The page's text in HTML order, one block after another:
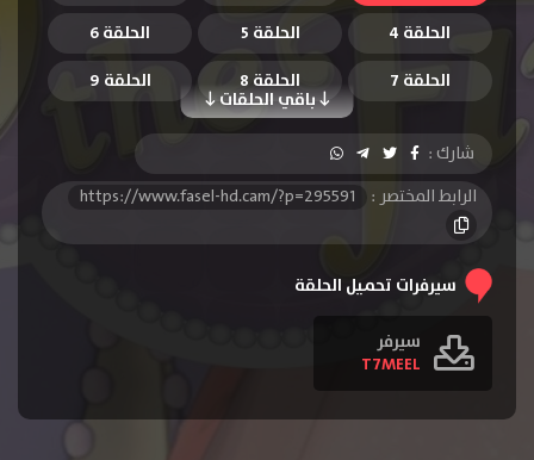
الحلقة 4
الحلقة 5 الحلقة 6
باقي الحلقات
الحلقة 7 الحلقة 8
الحلقة 9
الحلقة 10
الحلقة 11
الحلقة 12
الحلقة 13
الحلقة 14
الحلقة 15
الحلقة 25
الحلقة 28
الحلقة 29
الحلقة 30
شارك :
الرابط المختصر :
https://www.fasel-hd.cam/?p=295591
سيرفرات تحميل الحلقة
سيرفر
T7MEEL